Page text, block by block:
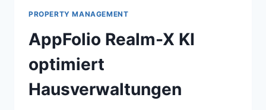
PROPERTY MANAGEMENT
AppFolio Realm-X KI
optimiert
Hausverwaltungen